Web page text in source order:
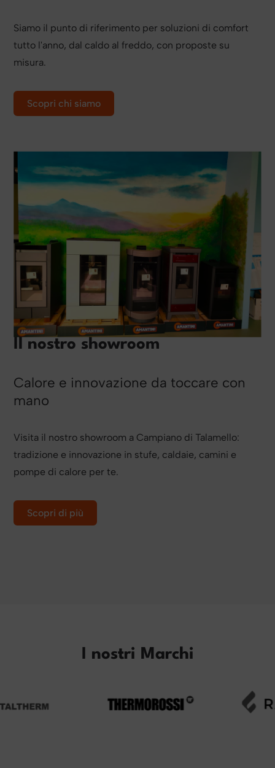
Siamo il punto di riferimento per soluzioni di comfort
tutto l'anno, dal caldo al freddo, con proposte su
misura.
Scopri chi siamo
Il nostro showroom
Calore e innovazione da toccare con
mano
Visita il nostro showroom a Campiano di Talamello:
tradizione e innovazione in stufe, caldaie, camini e
pompe di calore per te.
Scopri di più
I nostri Marchi